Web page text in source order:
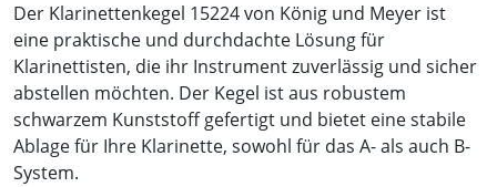
Der Klarinettenkegel 15224 von König und Meyer ist
eine praktische und durchdachte Lösung für
Klarinettisten, die ihr Instrument zuverlässig und sicher
abstellen möchten. Der Kegel ist aus robustem
schwarzem Kunststoff gefertigt und bietet eine stabile
Ablage für Ihre Klarinette, sowohl für das A- als auch B-
System.